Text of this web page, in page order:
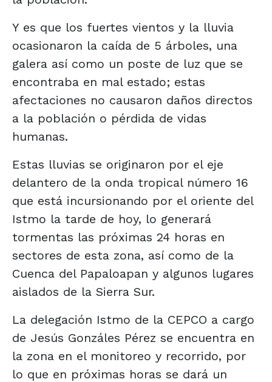
Y es que los fuertes vientos y la lluvia
ocasionaron la caída de 5 árboles, una
galera así como un poste de luz que se
encontraba en mal estado; estas
afectaciones no causaron daños directos
a la población o pérdida de vidas
humanas.
Estas lluvias se originaron por el eje
delantero de la onda tropical número 16
que está incursionando por el oriente del
Istmo la tarde de hoy, lo generará
tormentas las próximas 24 horas en
sectores de esta zona, así como de la
Cuenca del Papaloapan y algunos lugares
aislados de la Sierra Sur.
La delegación Istmo de la CEPCO a cargo
de Jesús Gonzáles Pérez se encuentra en
la zona en el monitoreo y recorrido, por
lo que en próximas horas se dará un